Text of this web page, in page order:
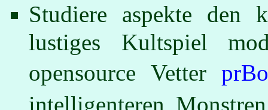
Studiere aspekte
lustiges Kultspiel
opensource Vetter
intelligenteren